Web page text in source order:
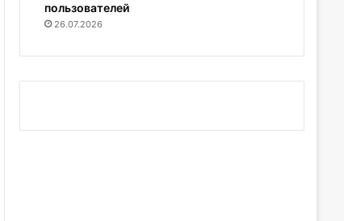
пользователей
26.07.2026